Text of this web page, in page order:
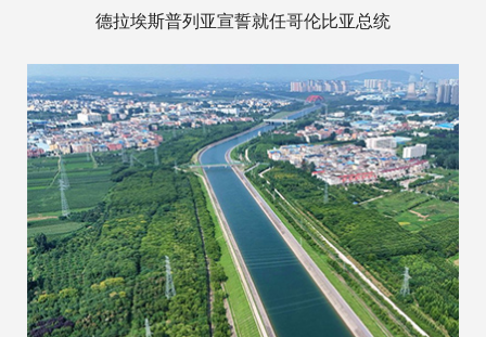
德拉埃斯普列亚宣誓就任哥伦比亚总统